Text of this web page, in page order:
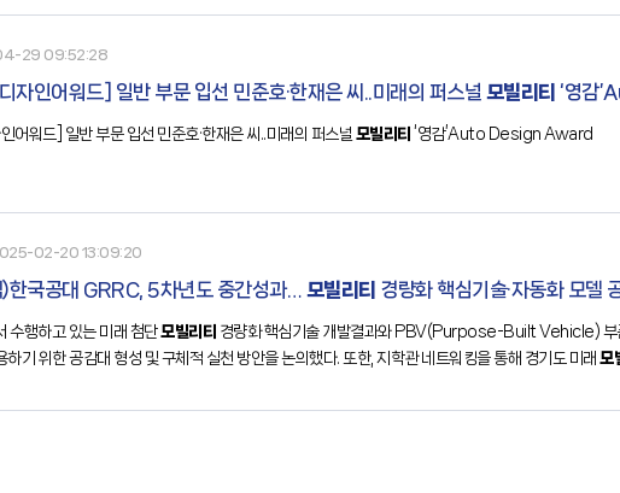
29 09:52:28
자인어워드] 일반 부문 입선 민준호·한재은 씨..미래의 퍼스널 모빌리티 ‘영감
어워드] 일반 부문 입선 민준호·한재은 씨..미래의 퍼스널 모빌리티 ‘영감’Auto Design Award
02-20 13:09:20
한국공대 GRRC, 5차년도 중간성과… 모빌리티 경량화 핵심기술·자동화 모델
수행하고 있는 미래 첨단모빌리티 경량화 핵심기술 개발결과와 PBV(Purpose-Built Vehicle) 부품
도 자동차 산업에 적용하기 위한 공감대 형성 및 구체적 실천 방안을 논의했다. 또한, 지학관 네트워킹을 통해 경기도 미래 모